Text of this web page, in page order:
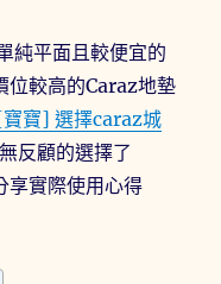
純平面且較便宜的
位較高的Caraz地墊
寶] 選擇caraz城
反顧的選擇了
享實際使用心得